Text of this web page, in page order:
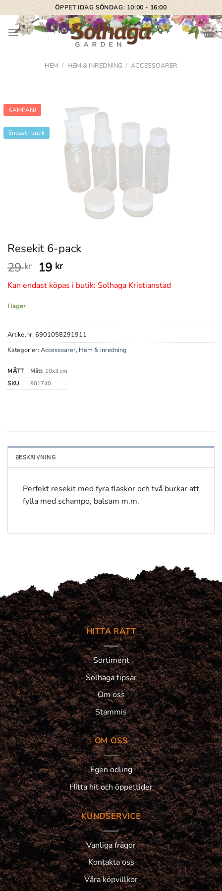
Skip
to
content
ÖPPET IDAG SÖNDAG: 10:00 - 16:00
HEM / HEM & INREDNING / ACCESSOARER
KAMPANJ
Endast i butik
Resekit 6-pack
29kr Det
ursprungliga
priset
19 krDet
nuvarande
priset
Kan endast köpas i butik: Solhaga Kristianstad
I lager
Artikelnr: 6901058291911
Kategorier: Accessoarer, Hem & inredning
MÅTT Mått:10x3 cm
SKU
901740
BESKRIVNING
Perfekt resekit med fyra flaskor och två burkar att
fylla med schampo, balsam m.m.
HITTA RÄTT
Sortiment
Solhaga tipsar
Om oss
Stammis
OM OSS
Egen odling
Hitta hit och öppettider
KUNDSERVICE
Vanliga frågor
Kontakta oss
Våra köpvillkor